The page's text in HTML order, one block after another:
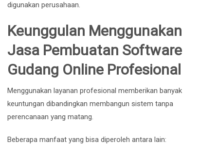
digunakan perusahaan.
Keunggulan Menggunakan
Jasa Pembuatan Software
Gudang Online Profesional
Menggunakan layanan profesional memberikan banyak
keuntungan dibandingkan membangun sistem tanpa
perencanaan yang matang.
Beberapa manfaat yang bisa diperoleh antara lain: